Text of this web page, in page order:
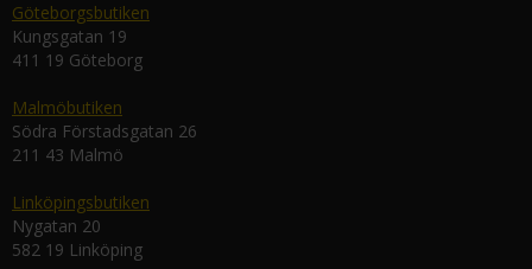
Göteborgsbutiken
Kungsgatan 19
411 19 Göteborg
Malmöbutiken
Södra Förstadsgatan 26
211 43 Malmö
Linköpingsbutiken
Nygatan 20
582 19 Linköping